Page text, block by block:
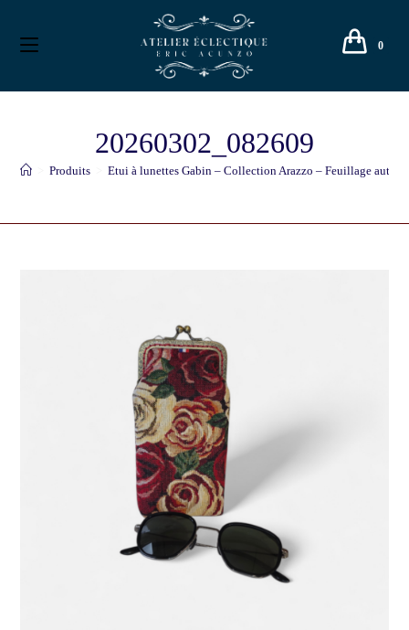
0
20260302_082609
Produits Etui à lunettes Gabin – Collection Arazzo – Feuillage